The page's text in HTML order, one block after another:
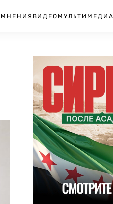
МНЕНИЯ ВИДЕО МУЛЬТИМЕДИА